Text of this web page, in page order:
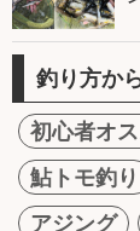
釣り方か
初心者オス
鮎トモ釣り
アジング